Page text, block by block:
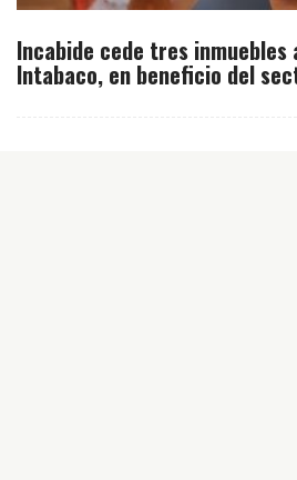
Incabide cede tres inmuebles
Intabaco, en beneficio del